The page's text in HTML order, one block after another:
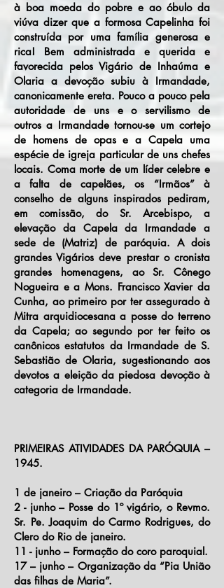
à boa moeda do pobre e ao óbulo da
viúva dizer que a formosa Capelinha foi
construída por uma família generosa e
rica! Bem administrada e querida e
favorecida pelos Vigário de Inhaúma e
Olaria a devoção subiu à Irmandade,
canonicamente ereta. Pouco a pouco pela
autoridade de uns e o servilismo de
outros a Irmandade tornou-se um cortejo
de homens de opas e a Capela uma
espécie de igreja particular de uns chefes
locais. Coma morte de um líder celebre e
a falta de capelães, os “Irmãos” à
conselho de alguns inspirados pediram,
em comissão, do Sr. Arcebispo, a
elevação da Capela da Irmandade a
sede de (Matriz) de paróquia. A dois
grandes Vigários deve prestar o cronista
grandes homenagens, ao Sr. Cônego
Nogueira e a Mons. Francisco Xavier da
Cunha, ao primeiro por ter assegurado à
Mitra arquidiocesana a posse do terreno
da Capela; ao segundo por ter feito os
canônicos estatutos da Irmandade de S.
Sebastião de Olaria, sugestionando aos
devotos a eleição da piedosa devoção à
categoria de Irmandade.
PRIMEIRAS ATIVIDADES DA PARÓQUIA –
1945.
1 de janeiro – Criação da Paróquia
2 - junho – Posse do 1º vigário, o Revmo.
Sr. Pe. Joaquim do Carmo Rodrigues, do
Clero do Rio de janeiro.
11 - junho – Formação do coro paroquial.
17 – junho – Organização da “Pia União
das filhas de Maria”.